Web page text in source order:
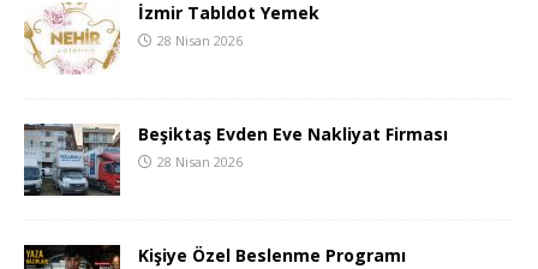
İzmir Tabldot Yemek
28 Nisan 2026
Beşiktaş Evden Eve Nakliyat Firması
28 Nisan 2026
Kişiye Özel Beslenme Programı